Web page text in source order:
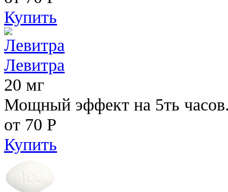
Купить
Левитра
20 мг
Мощный эффект на 5ть
от 70 Р
Купить